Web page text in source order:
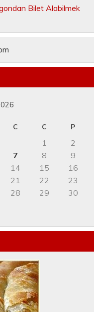
Bilet Alabilmek
C C P
1
2
7 8
9
14 15
16
21 22
23
28 29
30